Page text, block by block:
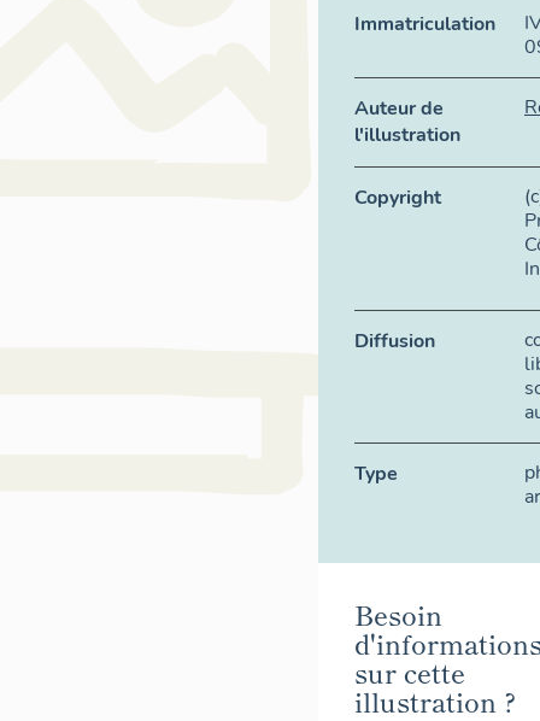
Immatriculation
Auteur de
l'illustration
Copyright
Diffusion
Type
Besoin
sur cette
illustration ?